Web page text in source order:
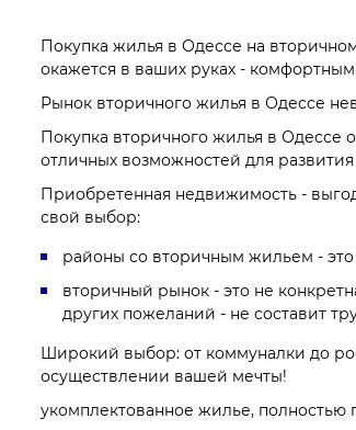
Покупка жилья в Одессе на
окажется в ваших руках -
Рынок вторичного жилья в Одессе
Покупка вторичного жилья в Одессе
отличных возможностей для
Приобретенная недвижимость -
свой выбор:
районы со вторичным жильем -
вторичный рынок - это не
других пожеланий - не составит
Широкий выбор: от коммуналки до
осуществлении вашей мечты!
укомплектованное жилье,